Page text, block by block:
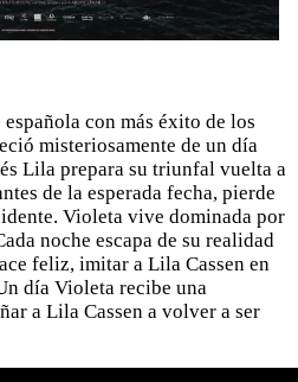
con más éxito de los
misteriosamente de un día
Lila prepara su triunfal vuelta a
de la esperada fecha, pierde
Violeta vive dominada por
noche escapa de su realidad
feliz, imitar a Lila Cassen en
día Violeta recibe una
a Lila Cassen a volver a ser